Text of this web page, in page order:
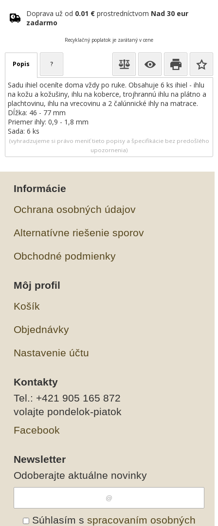
Doprava už od 0.01 € prostredníctvom Nad 30 eur
zadarmo
Recyklačný poplatok je zarátaný v cene
Popis ?
Sadu ihiel oceníte doma vždy po ruke. Obsahuje 6 ks ihiel - ihlu
na kožu a kožušiny, ihlu na koberce, trojhrannú ihlu na plátno a
plachtovinu, ihlu na vrecovinu a 2 čalúnnické ihly na matrace.
Dĺžka: 46 - 77 mm
Priemer ihly: 0,9 - 1,8 mm
Sada: 6 ks
(vyhradzujeme si právo meniť tieto popisy a špecifikácie bez predošlého
upozornenia)
Informácie
Ochrana osobných údajov
Alternatívne riešenie sporov
Obchodné podmienky
Môj profil
Košík
Objednávky
Nastavenie účtu
Kontakty
Tel.: +421 905 165 872
volajte pondelok-piatok
Facebook
Newsletter
Odoberajte aktuálne novinky
Súhlasím s spracovaním osobných